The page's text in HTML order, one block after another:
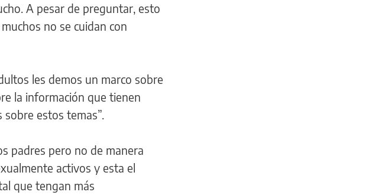
A pesar de preguntar, esto
no se cuidan con
les demos un marco sobre
la información que tienen
estos temas”.
padres pero no de manera
activos y esta el
que tengan más